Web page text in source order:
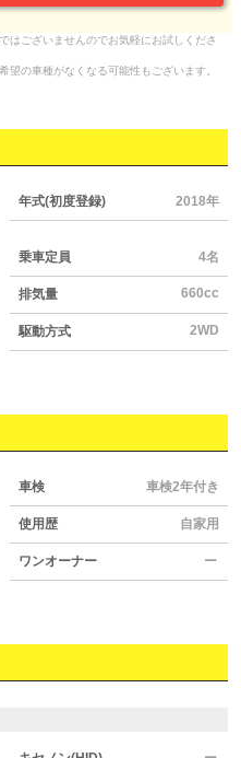
はございませんのでお気軽にお試しくださ
の車種がなくなる可能性もございます。
年式(初度登録) 2018年
乗車定員 4名
排気量 660cc
駆動方式 2WD
車検 車検2年付き
使用歴 自家用
ワンオーナー ー